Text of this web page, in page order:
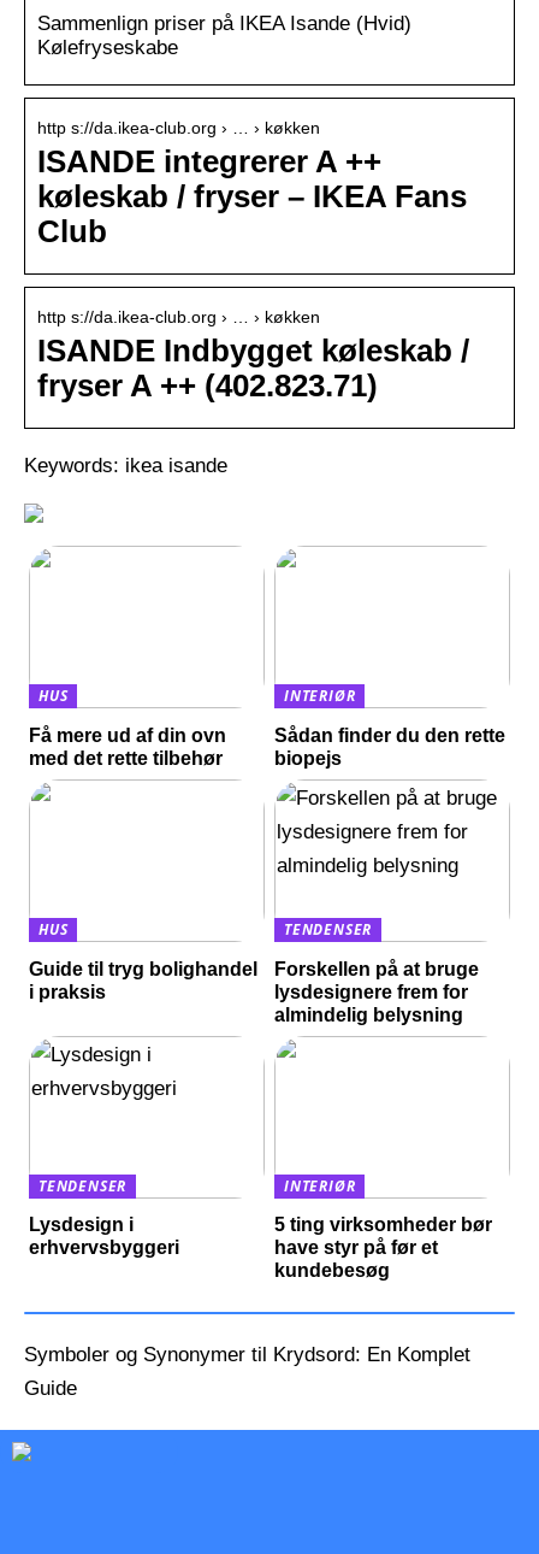
Sammenlign priser på IKEA Isande (Hvid)
Kølefryseskabe
http s://da.ikea-club.org › … › køkken
ISANDE integrerer A ++
køleskab / fryser – IKEA Fans
Club
http s://da.ikea-club.org › … › køkken
ISANDE Indbygget køleskab /
fryser A ++ (402.823.71)
Keywords: ikea isande
HUS
Få mere ud af din ovn
med det rette tilbehør
INTERIØR
Sådan finder du den rette
biopejs
HUS
Guide til tryg bolighandel
i praksis
TENDENSER
Forskellen på at bruge
lysdesignere frem for
almindelig belysning
TENDENSER
Lysdesign i
erhvervsbyggeri
INTERIØR
5 ting virksomheder bør
have styr på før et
kundebesøg
Symboler og Synonymer til Krydsord: En Komplet
Guide